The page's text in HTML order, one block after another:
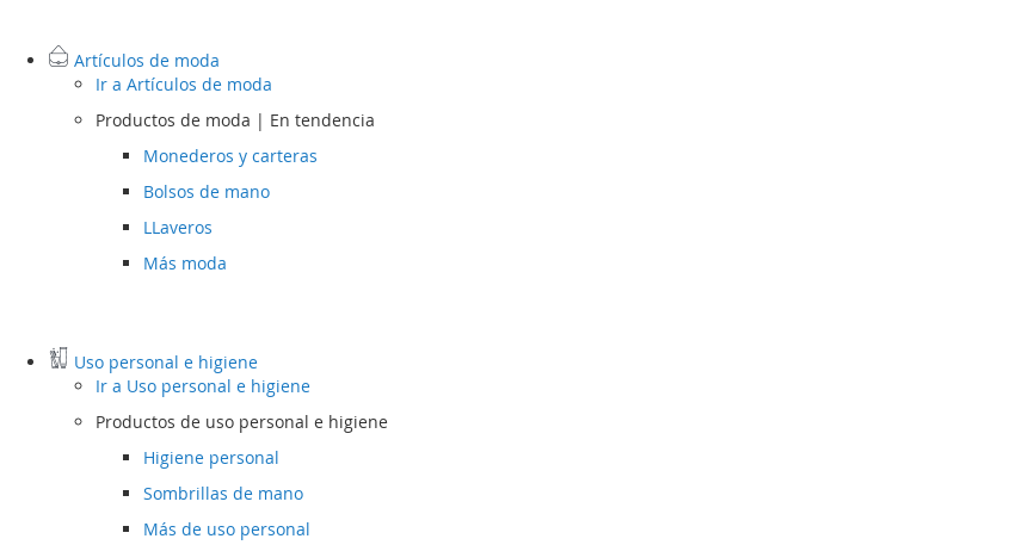
Artículos de moda
Ir a Artículos de moda
Productos de moda | En tendencia
Monederos y carteras
Bolsos de mano
LLaveros
Más moda
Uso personal e higiene
Ir a Uso personal e higiene
Productos de uso personal e higiene
Higiene personal
Sombrillas de mano
Más de uso personal